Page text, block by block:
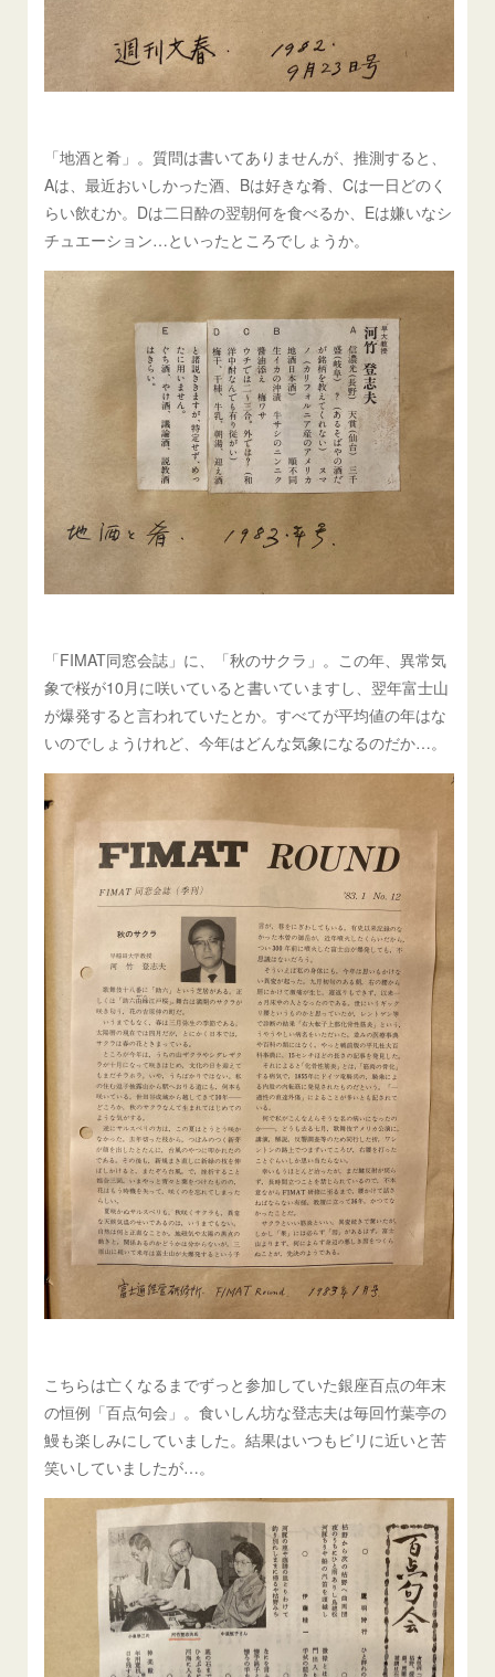
「地酒と肴」。質問は書いてありませんが、推測すると、
Aは、最近おいしかった酒、Bは好きな肴、Cは一日どのく
らい飲むか。Dは二日酔の翌朝何を食べるか、Eは嫌いなシ
チュエーション…といったところでしょうか。
「FIMAT同窓会誌」に、「秋のサクラ」。この年、異常気
象で桜が10月に咲いていると書いていますし、翌年富士山
が爆発すると言われていたとか。すべてが平均値の年はな
いのでしょうけれど、今年はどんな気象になるのだか…。
こちらは亡くなるまでずっと参加していた銀座百点の年末
の恒例「百点句会」。食いしん坊な登志夫は毎回竹葉亭の
鰻も楽しみにしていました。結果はいつもビリに近いと苦
笑いしていましたが…。